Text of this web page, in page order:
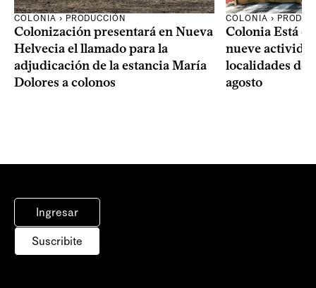
COLONIA › PRODUCCIÓN
Colonización presentará en Nueva
Helvecia el llamado para la
adjudicación de la estancia María
Dolores a colonos
COLONIA ›
Colonia Está
nueve
localidades del
agosto
Ingresar
Suscribite